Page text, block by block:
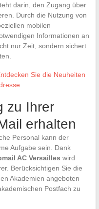
darin, den Zugang über
Durch die Nutzung von
mobilen
Informationen an
nur Zeit, sondern sichert
Sie die Neuheiten
zu Ihrer
erhalten
Personal kann der
Aufgabe sein. Dank
AC Versailles wird
Berücksichtigen Sie die
Akademien angeboten
Postfach zu